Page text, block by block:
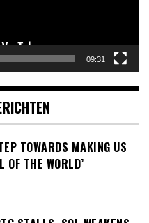
09:31
TOWARDS MAKING US
OF THE WORLD’